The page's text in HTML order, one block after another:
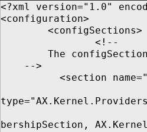
<?xml version="1.0"
<configuration>
<configSections>
<!--
The configSections
-->
<section
bershipSection,